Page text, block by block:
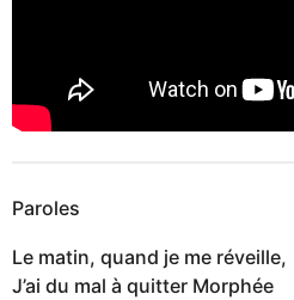
Paroles
Le matin, quand je me réveille,
J’ai du mal à quitter Morphée